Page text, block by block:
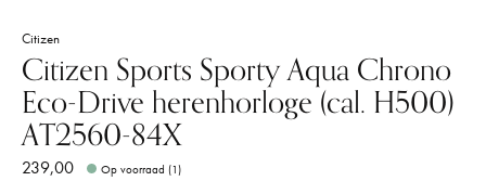
Citizen
Citizen Sports Sporty Aqua Chrono
Eco-Drive herenhorloge (cal. H500)
AT2560-84X
239,00 Op voorraad (1)